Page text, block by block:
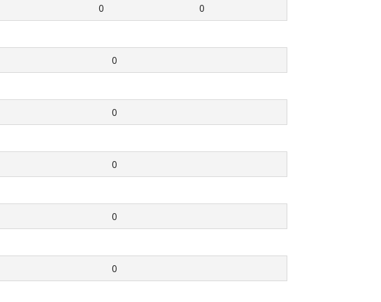
0 0
0
0
0
0
0